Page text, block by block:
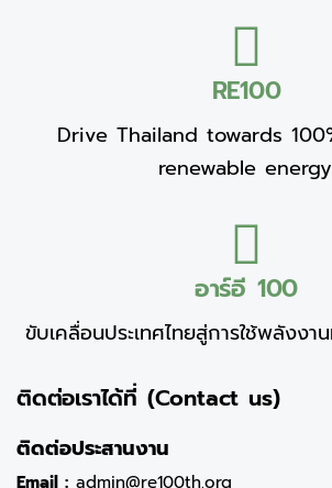
RE100
Drive Thailand towards
renewable
อาร์อี 100
ขับเคลื่อนประเทศไทยสู่การใช้พลังงา
ติดต่อเราได้ที่ (Contact us)
ติดต่อประสานงาน
Email : admin@re100th.org